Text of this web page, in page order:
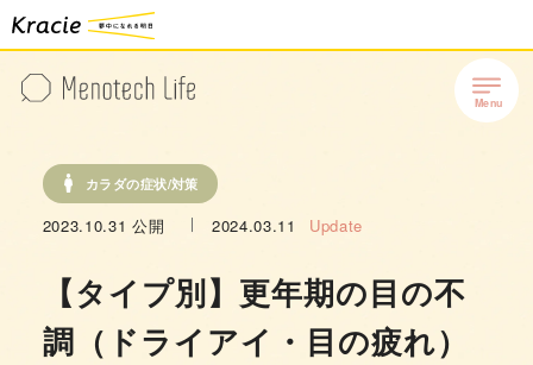
カラダの症状/対策
2023.10.31 公開 2024.03.11 Update
【タイプ別】更年期の目の不
調（ドライアイ・目の疲れ）